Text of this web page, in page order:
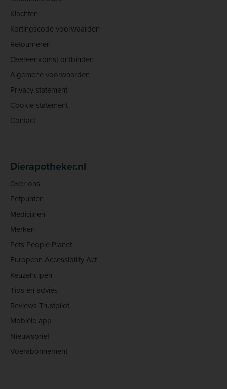
Klachten
Kortingscode voorwaarden
Retourneren
Overeenkomst ontbinden
Algemene voorwaarden
Privacy statement
Cookie statement
Contact
Dierapotheker.nl
Over ons
Petpunten
Medicijnen
Merken
Pets People Planet
European Accessibility Act
Keuzehulpen
Tips en advies
Reviews Trustpilot
Mobiele app
Nieuwsbrief
Voerabonnement